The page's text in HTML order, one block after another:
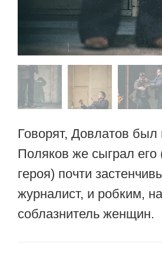
Говорят, Довлатов
Поляков же сыграл его
героя) почти
журналист, и робким,
соблазнитель женщин.